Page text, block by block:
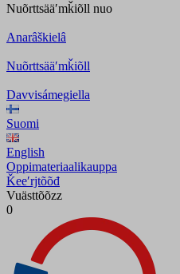
Nuõrttsääʹmǩiõll nuo
Anarâškielâ
Nuõrttsääʹmǩiõll
Davvisámegiella
Suomi
English
Oppimateriaalikauppa
Ǩeeʹrjtõõđ
Vuästtõõzz
0